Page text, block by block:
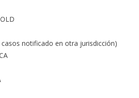
casos notificado en otra jurisdicción)